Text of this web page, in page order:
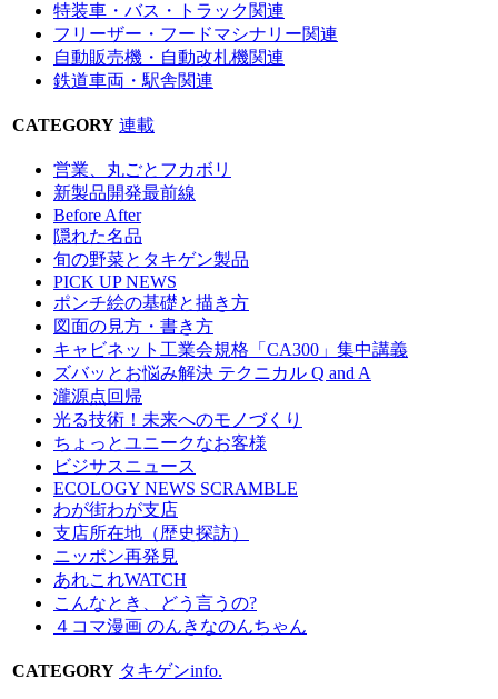
特装車・バス・トラック関連
フリーザー・フードマシナリー関連
自動販売機・自動改札機関連
鉄道車両・駅舎関連
CATEGORY 連載
営業、丸ごとフカボリ
新製品開発最前線
Before After
隠れた名品
旬の野菜とタキゲン製品
PICK UP NEWS
ポンチ絵の基礎と描き方
図面の見方・書き方
キャビネット工業会規格「CA300」集中講義
ズバッとお悩み解決 テクニカル Q and A
瀧源点回帰
光る技術！未来へのモノづくり
ちょっとユニークなお客様
ビジサスニュース
ECOLOGY NEWS SCRAMBLE
わが街わが支店
支店所在地（歴史探訪）
ニッポン再発見
あれこれWATCH
こんなとき、どう言うの?
４コマ漫画 のんきなのんちゃん
CATEGORY タキゲンinfo.